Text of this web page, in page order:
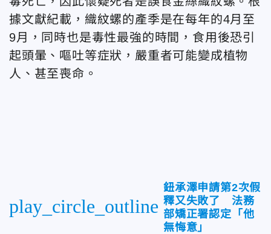
據文獻紀載，織紋螺的產季是在每年的4月至
9月，同時也是毒性最強的時間，食用後恐引
起頭暈、嘔吐等症狀，嚴重者可能變成植物
人、甚至喪命。
play_circle_outline
鈕承澤申請第2次假
釋又失敗了 法務
部矯正署認定「他
無悔意」